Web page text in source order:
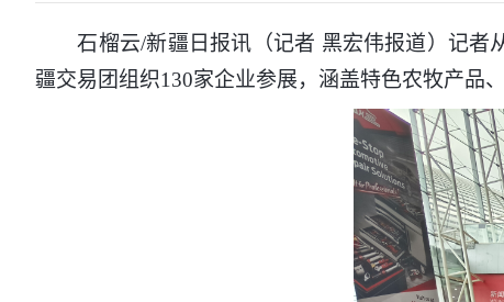
石榴云/新疆日报讯（记者 黑宏伟报道）记者从
疆交易团组织130家企业参展，涵盖特色农牧产品